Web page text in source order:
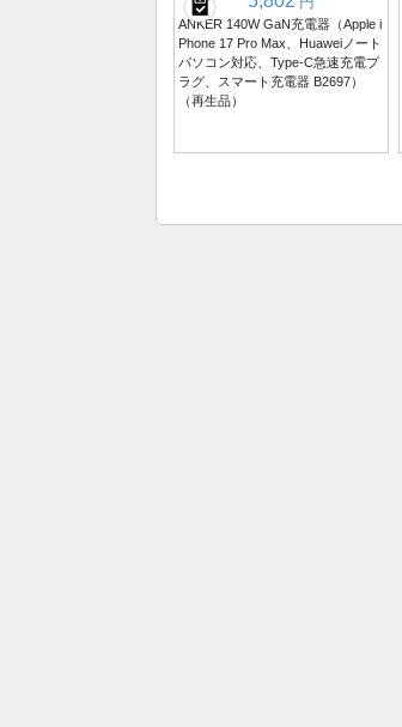
ANKER 140W GaN充電器（Apple i
Phone 17 Pro Max、Huaweiノート
パソコン対応、Type-C急速充電プ
ラグ、スマート充電器 B2697）
（再生品）